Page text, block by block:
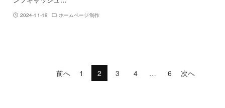
2024-11-19 ホームページ制作
前へ 1 2 3 4 … 6 次へ